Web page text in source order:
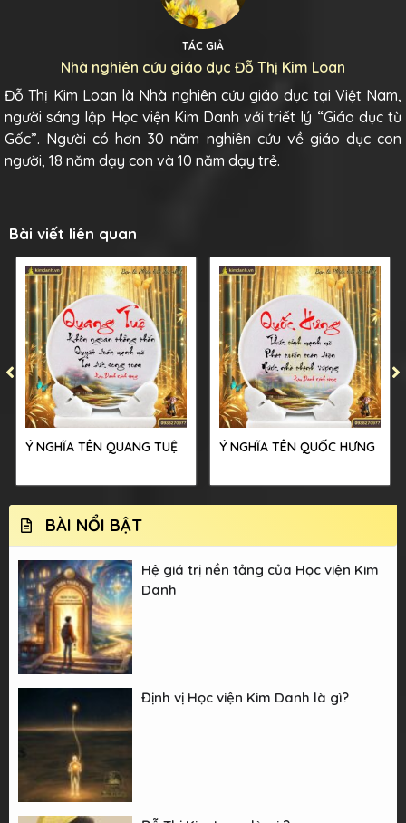
TÁC GIẢ
Nhà nghiên cứu giáo dục Đỗ Thị Kim Loan
Đỗ Thị Kim Loan là Nhà nghiên cứu giáo dục tại Việt Nam,
người sáng lập Học viện Kim Danh với triết lý “Giáo dục từ
Gốc”. Người có hơn 30 năm nghiên cứu về giáo dục con
người, 18 năm dạy con và 10 năm dạy trẻ.
Bài viết liên quan
Ý NGHĨA TÊN QUANG TUỆ Ý NGHĨA TÊN QUỐC HƯNG
BÀI NỔI BẬT
Hệ giá trị nền tảng của Học viện Kim
Danh
Định vị Học viện Kim Danh là gì?